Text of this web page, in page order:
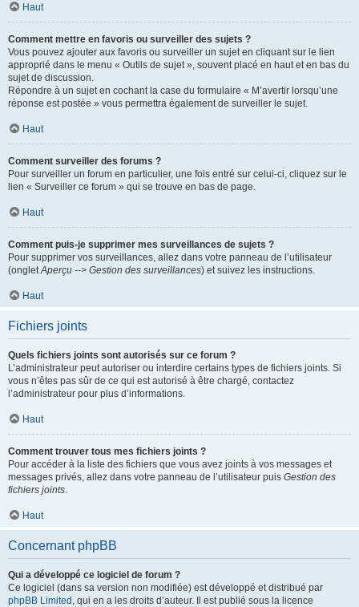
Haut
Comment mettre en favoris ou surveiller des sujets ?
Vous pouvez ajouter aux favoris ou surveiller un sujet en cliquant sur le lien
approprié dans le menu « Outils de sujet », souvent placé en haut et en bas du
sujet de discussion.
Répondre à un sujet en cochant la case du formulaire « M’avertir lorsqu’une
réponse est postée » vous permettra également de surveiller le sujet.
Haut
Comment surveiller des forums ?
Pour surveiller un forum en particulier, une fois entré sur celui-ci, cliquez sur le
lien « Surveiller ce forum » qui se trouve en bas de page.
Haut
Comment puis-je supprimer mes surveillances de sujets ?
Pour supprimer vos surveillances, allez dans votre panneau de l’utilisateur
(ongletAperçu --> Gestion des surveillances) et suivez les instructions.
Haut
Fichiers joints
Quels fichiers joints sont autorisés sur ce forum ?
L’administrateur peut autoriser ou interdire certains types de fichiers joints. Si
vous n’êtes pas sûr de ce qui est autorisé à être chargé, contactez
l’administrateur pour plus d’informations.
Haut
Comment trouver tous mes fichiers joints ?
Pour accéder à la liste des fichiers que vous avez joints à vos messages et
messages privés, allez dans votre panneau de l’utilisateur puis Gestion des
fichiers joints.
Haut
Concernant phpBB
Qui a développé ce logiciel de forum ?
Ce logiciel (dans sa version non modifiée) est développé et distribué par
phpBB Limited , qui en a les droits d’auteur. Il est publié sous la licence